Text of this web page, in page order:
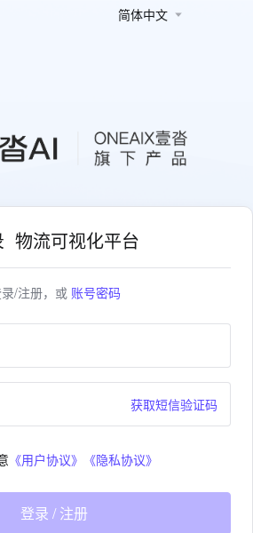
物流可视化平台
/注册，或 账号密码
获取短信验证码
《用户协议》 《隐私协议》
登录 / 注册
简体中文